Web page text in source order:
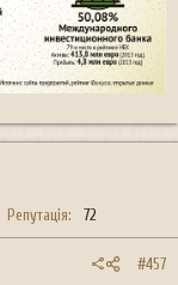
Репутація 72
#457